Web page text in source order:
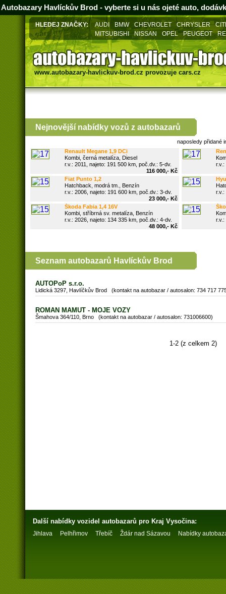
Autobazary Havlíckův Brod - vyberte si u nás ojeté auto,
HLEDEJ ZNAČKY: AUDI BMW CHEVROLET CHRYSLER
MITSUBISHI
NISSAN OPEL PEUGEOT
www.autobazary-havlickuv-brod.czprovozuje cars.cz
Nejnovější nabídky vozů z autobazarů
naposledy přidané
Renault Megane 1,9 DCi
BOSE,96KW,NAVI,PĚKNÝ
Kombi, černá metalíza, Diesel
r.v.: 2011, najeto: 191 500 km, poč.dv.: 5-dv.
116 000,- Kč
r.v.:
Fiat Punto 1,2
Hatchback, modrá tm., Benzín
r.v.: 2006, najeto: 191 600 km, poč.dv.: 3-dv.
23 000,- Kč
r.v.:
Škoda Fabia 1,4 16V
Kombi, stříbrná sv. metalíza, Benzín
r.v.: 2026, najeto: 134 335 km, poč.dv.: 4-dv.
48 000,- Kč
r.v.:
Seznam autobazarů Havlíckův Brod
AUTOPoP s.r.o.
Lidická 3297, Havlíčkův Brod (kontakt na autobazar / autosalon: 734 717
ROMAN MAMUT - MOJE VOZY
Šmahova 364/110, Brno (kontakt na autobazar / autosalon: 731006600)
1-2 (z celkem 2)
Další nabídky vozidel autobazarů pro Kraj Vysočina:
Jihlava Pelhřimov Třebíč Ždár nad Sázavou Nabídky